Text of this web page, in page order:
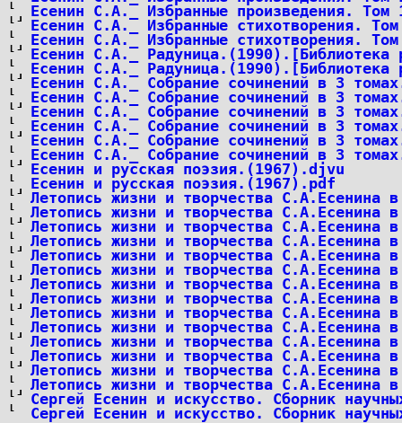
Есенин С.А._ Избранные произведения.
Есенин С.А._ Избранные стихотворения.
Есенин С.А._ Избранные стихотворения.
Есенин С.А._ Радуница.(1990).[Библиотека
Есенин С.А._ Радуница.(1990).[Библиотека
Есенин С.А._ Собрание сочинений в 3
Есенин С.А._ Собрание сочинений в 3
Есенин С.А._ Собрание сочинений в 3
Есенин С.А._ Собрание сочинений в 3
Есенин С.А._ Собрание сочинений в 3
Есенин С.А._ Собрание сочинений в 3
Есенин и русская поэзия.(1967).djvu
Есенин и русская поэзия.(1967).pdf
Летопись жизни и творчества
Летопись жизни и творчества
Летопись жизни и творчества
Летопись жизни и творчества
Летопись жизни и творчества
Летопись жизни и творчества
Летопись жизни и творчества
Летопись жизни и творчества
Летопись жизни и творчества
Летопись жизни и творчества
Летопись жизни и творчества
Летопись жизни и творчества
Летопись жизни и творчества
Летопись жизни и творчества
Сергей Есенин и искусство. Сборник
Сергей Есенин и искусство. Сборник